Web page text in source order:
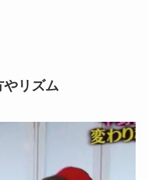
リズム